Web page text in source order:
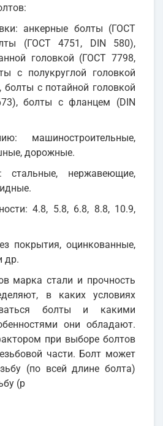
анкерные болты (ГОСТ
(ГОСТ 4751, DIN 580),
головкой (ГОСТ 7798,
с полукруглой головкой
болты с потайной головкой
болты с фланцем (DIN
машиностроительные,
дорожные.
нержавеющие,
4.8, 5.8, 6.8, 8.8, 10.9,
покрытия, оцинкованные,
др.
марка стали и прочность
в каких условиях
болты и какими
они обладают.
при выборе болтов
части. Болт может
(по всей длине болта)
(р